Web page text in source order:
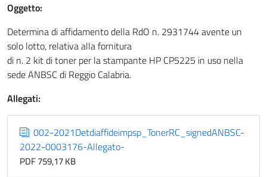
Oggetto:
Determina di affidamento della RdO n. 2931744 avente un
solo lotto, relativa alla fornitura
di n. 2 kit di toner per la stampante HP CP5225 in uso nella
sede ANBSC di Reggio Calabria.
Allegati:
002-2021Detdiaffideimpsp_TonerRC_signedANBSC-
2022-0003176-Allegato-
PDF 759,17 KB